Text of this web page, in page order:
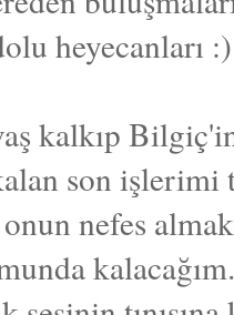
heyecanları :)
kalkıp
son işlerimi
nefes